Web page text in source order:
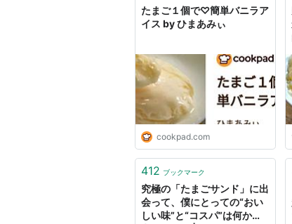
たまご１個で♡簡単バニラア
イス by ひまあみぃ
cookpad.com
412 ブックマーク
究極の「たまごサンド」に出
会って、僕にとっての“おい
しい味”と“コスパ”は何かを